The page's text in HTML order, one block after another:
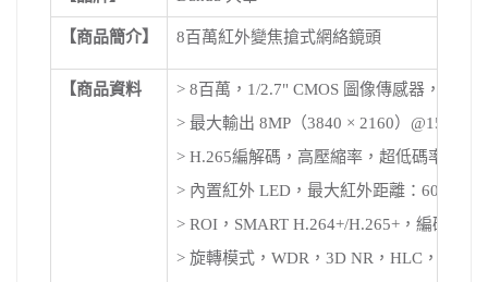
【商品簡介】 8百萬紅外變焦搶式網絡鏡頭
【商品資料
> 8百萬，1/2.7" CMOS 圖像傳感器，低照
> 最大輸出 8MP（3840 × 2160）@15 fps
> H.265編解碼，高壓縮率，超低碼率
> 內置紅外 LED，最大紅外距離：60 m
> ROI，SMART H.264+/H.265+，編碼靈
> 旋轉模式，WDR，3D NR，HLC，BLC